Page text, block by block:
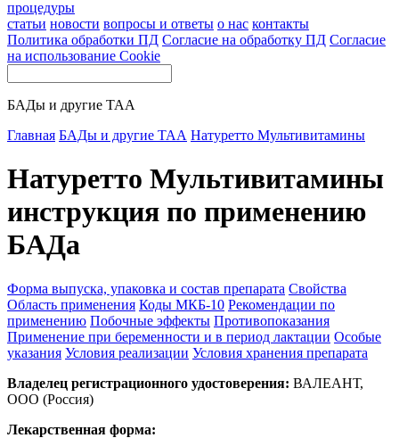
процедуры
статьи новости вопросы и ответы о нас контакты
Политика обработки ПД Согласие на обработку ПД Согласие
на использование Cookie
БАДы и другие ТАА
Главная БАДы и другие ТАА Натуретто Мультивитамины
Натуретто Мультивитамины
инструкция по применению
БАДа
Форма выпуска, упаковка и состав препарата Свойства
Область применения Коды МКБ-10 Рекомендации по
применению Побочные эффекты Противопоказания
Применение при беременности и в период лактации Особые
указания Условия реализации Условия хранения препарата
Владелец регистрационного удостоверения: ВАЛЕАНТ,
ООО (Россия)
Лекарственная форма: